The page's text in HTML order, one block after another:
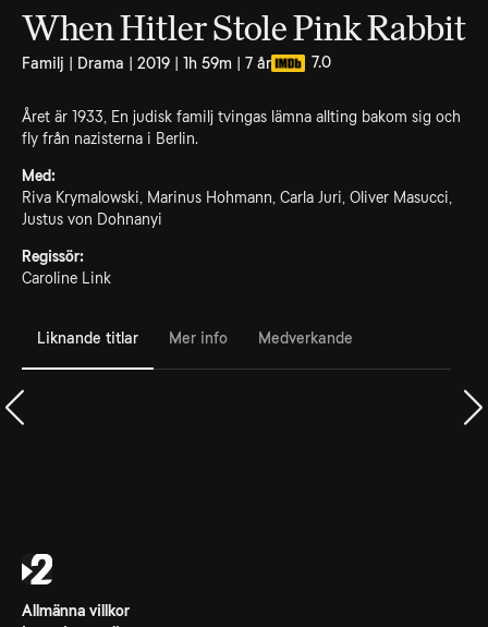
When Hitler Stole Pink Rabbit
Familj | Drama | 2019 | 1h 59m | 7 år 7.0
Året är 1933, En judisk familj tvingas lämna allting bakom sig och
fly från nazisterna i Berlin.
Med:
Riva Krymalowski, Marinus Hohmann, Carla Juri, Oliver Masucci,
Justus von Dohnanyi
Regissör:
Caroline Link
Liknande titlar Mer info Medverkande
Allmänna villkor